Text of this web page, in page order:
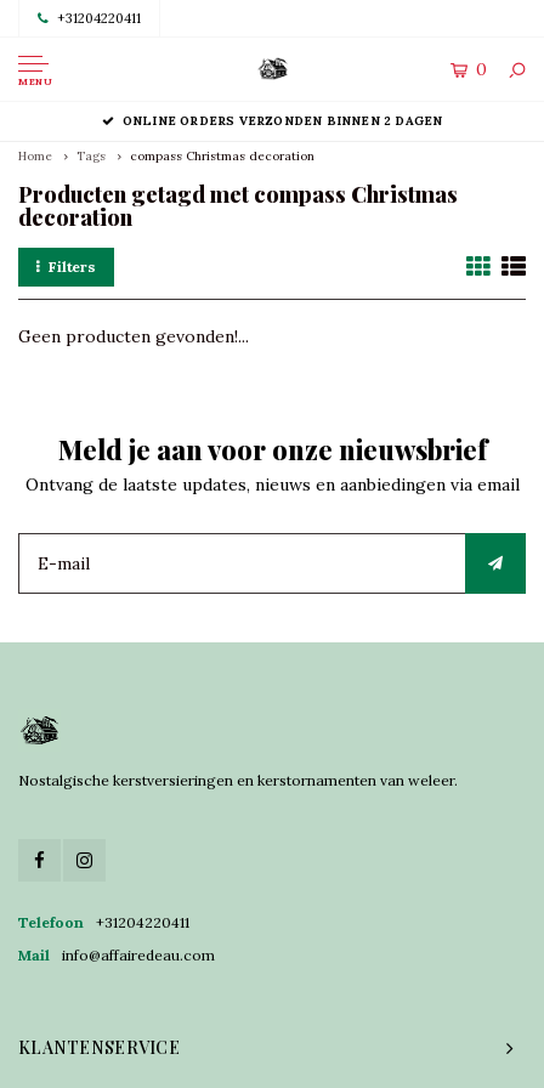
+31204220411
MENU
0
ONLINE ORDERS VERZONDEN BINNEN 2 DAGEN
Home Tags compass Christmas decoration
Producten getagd met compass Christmas
decoration
Filters
Geen producten gevonden!...
Meld je aan voor onze nieuwsbrief
Ontvang de laatste updates, nieuws en aanbiedingen via email
Nostalgische kerstversieringen en kerstornamenten van weleer.
Telefoon
+31204220411
Mail
info@affairedeau.com
KLANTENSERVICE